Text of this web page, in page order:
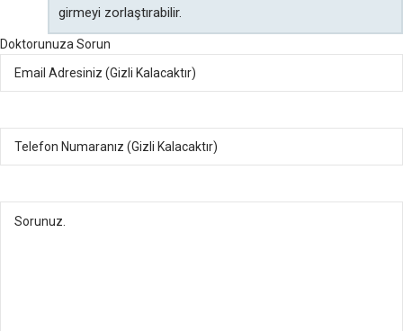
girmeyi zorlaştırabilir.
Doktorunuza Sorun